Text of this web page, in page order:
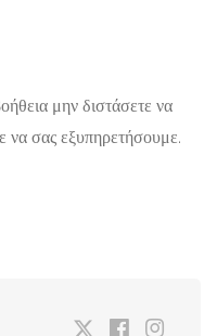
μην διστάσετε να
να σας εξυπηρετήσουμε.